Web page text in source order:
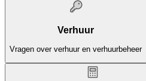
Verhuur
Vragen over verhuur en verhuurbeheer